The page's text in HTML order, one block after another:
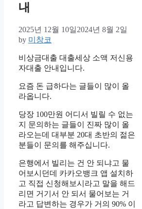
내
2025년 12월 10일2024년 8월 2일
by 미창코
비상금대출 대출세상 소액 저신용
자대출 안내입니다.
요즘 돈 급하다는 글들이 많이 올
라옵니다.
당장 100만원 어디서 빌릴 수 없는
지 문의하는 글들이 진짜 많이 올
라오는데 대부분 20대 초반의 젊은
분들이 문의를 해주십니다.
은행에서 빌리는 건 안 되냐고 물
어보시던데 카카오뱅크 앱 설치하
고 직접 신청해보시라고 말을 해드
리면 거기서 안 되서 물어보는 거
라고 답변하는 경우가 거의 90% 이